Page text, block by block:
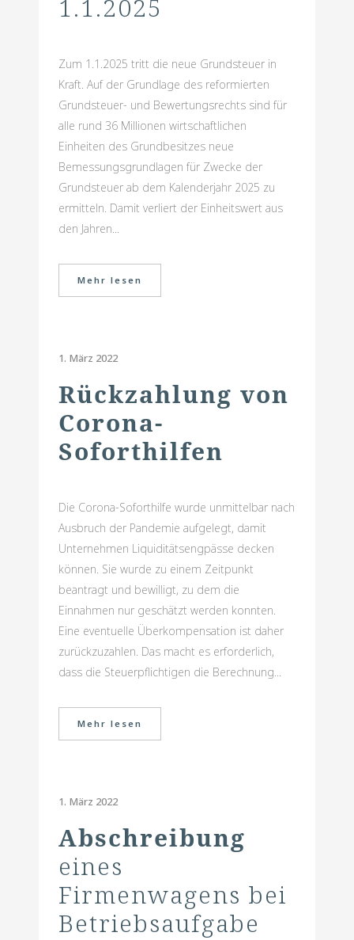
1.1.2025
Zum 1.1.2025 tritt die neue Grundsteuer in
Kraft. Auf der Grundlage des reformierten
Grundsteuer- und Bewertungsrechts sind für
alle rund 36 Millionen wirtschaftlichen
Einheiten des Grundbesitzes neue
Bemessungsgrundlagen für Zwecke der
Grundsteuer ab dem Kalenderjahr 2025 zu
ermitteln. Damit verliert der Einheitswert aus
den Jahren...
Mehr lesen
1. März 2022
Rückzahlung von
Corona-
Soforthilfen
Die Corona-Soforthilfe wurde unmittelbar nach
Ausbruch der Pandemie aufgelegt, damit
Unternehmen Liquiditätsengpässe decken
können. Sie wurde zu einem Zeitpunkt
beantragt und bewilligt, zu dem die
Einnahmen nur geschätzt werden konnten.
Eine eventuelle Überkompensation ist daher
zurückzuzahlen. Das macht es erforderlich,
dass die Steuerpflichtigen die Berechnung...
Mehr lesen
1. März 2022
Abschreibung
eines
Firmenwagens bei
Betriebsaufgabe